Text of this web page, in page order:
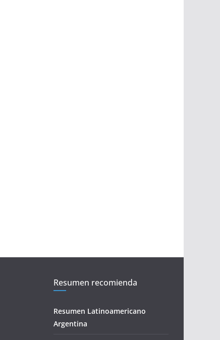
Resumen recomienda
Resumen Latinoamericano
Argentina